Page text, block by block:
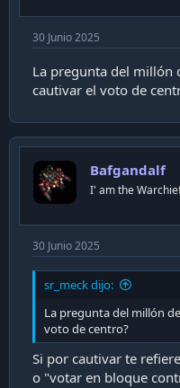
30 Junio 2025
La pregunta del millón
cautivar el voto de
Bafgandalf
I' am the
30 Junio 2025
sr_meck dijo:
La pregunta del millón
voto de centro?
Si por cautivar te
o "votar en bloque